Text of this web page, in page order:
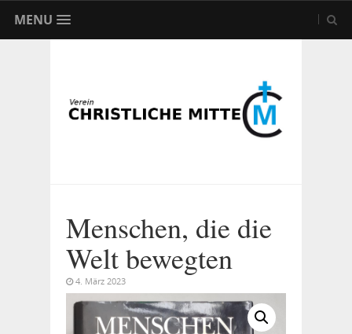
MENU
Menschen, die die
Welt bewegten
4. März 2023